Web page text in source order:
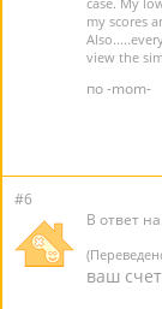
my scores
view the
по -mom-
#6
В ответ
ваш